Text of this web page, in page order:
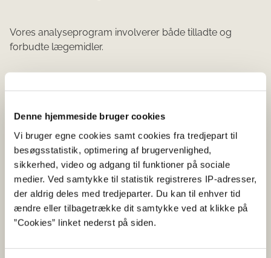
Denne hjemmeside bruger cookies
Vi bruger egne cookies samt cookies fra tredjepart til
besøgsstatistik, optimering af brugervenlighed,
sikkerhed, video og adgang til funktioner på sociale
medier. Ved samtykke til statistik registreres IP-adresser,
der aldrig deles med tredjeparter. Du kan til enhver tid
ændre eller tilbagetrække dit samtykke ved at klikke på
”Cookies” linket nederst på siden.
Vores analyseprogram involverer både tilladte og
forbudte lægemidler.
laboratorieanalyse
Hvorfor udtager Fødevarestyrelsen
prøver i din besætning
for udtagning af prøver (pdf)